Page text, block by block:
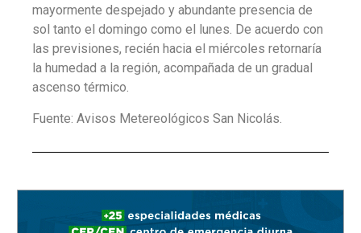
mayormente despejado y abundante presencia de
sol tanto el domingo como el lunes. De acuerdo con
las previsiones, recién hacia el miércoles retornaría
la humedad a la región, acompañada de un gradual
ascenso térmico.
Fuente: Avisos Metereológicos San Nicolás.